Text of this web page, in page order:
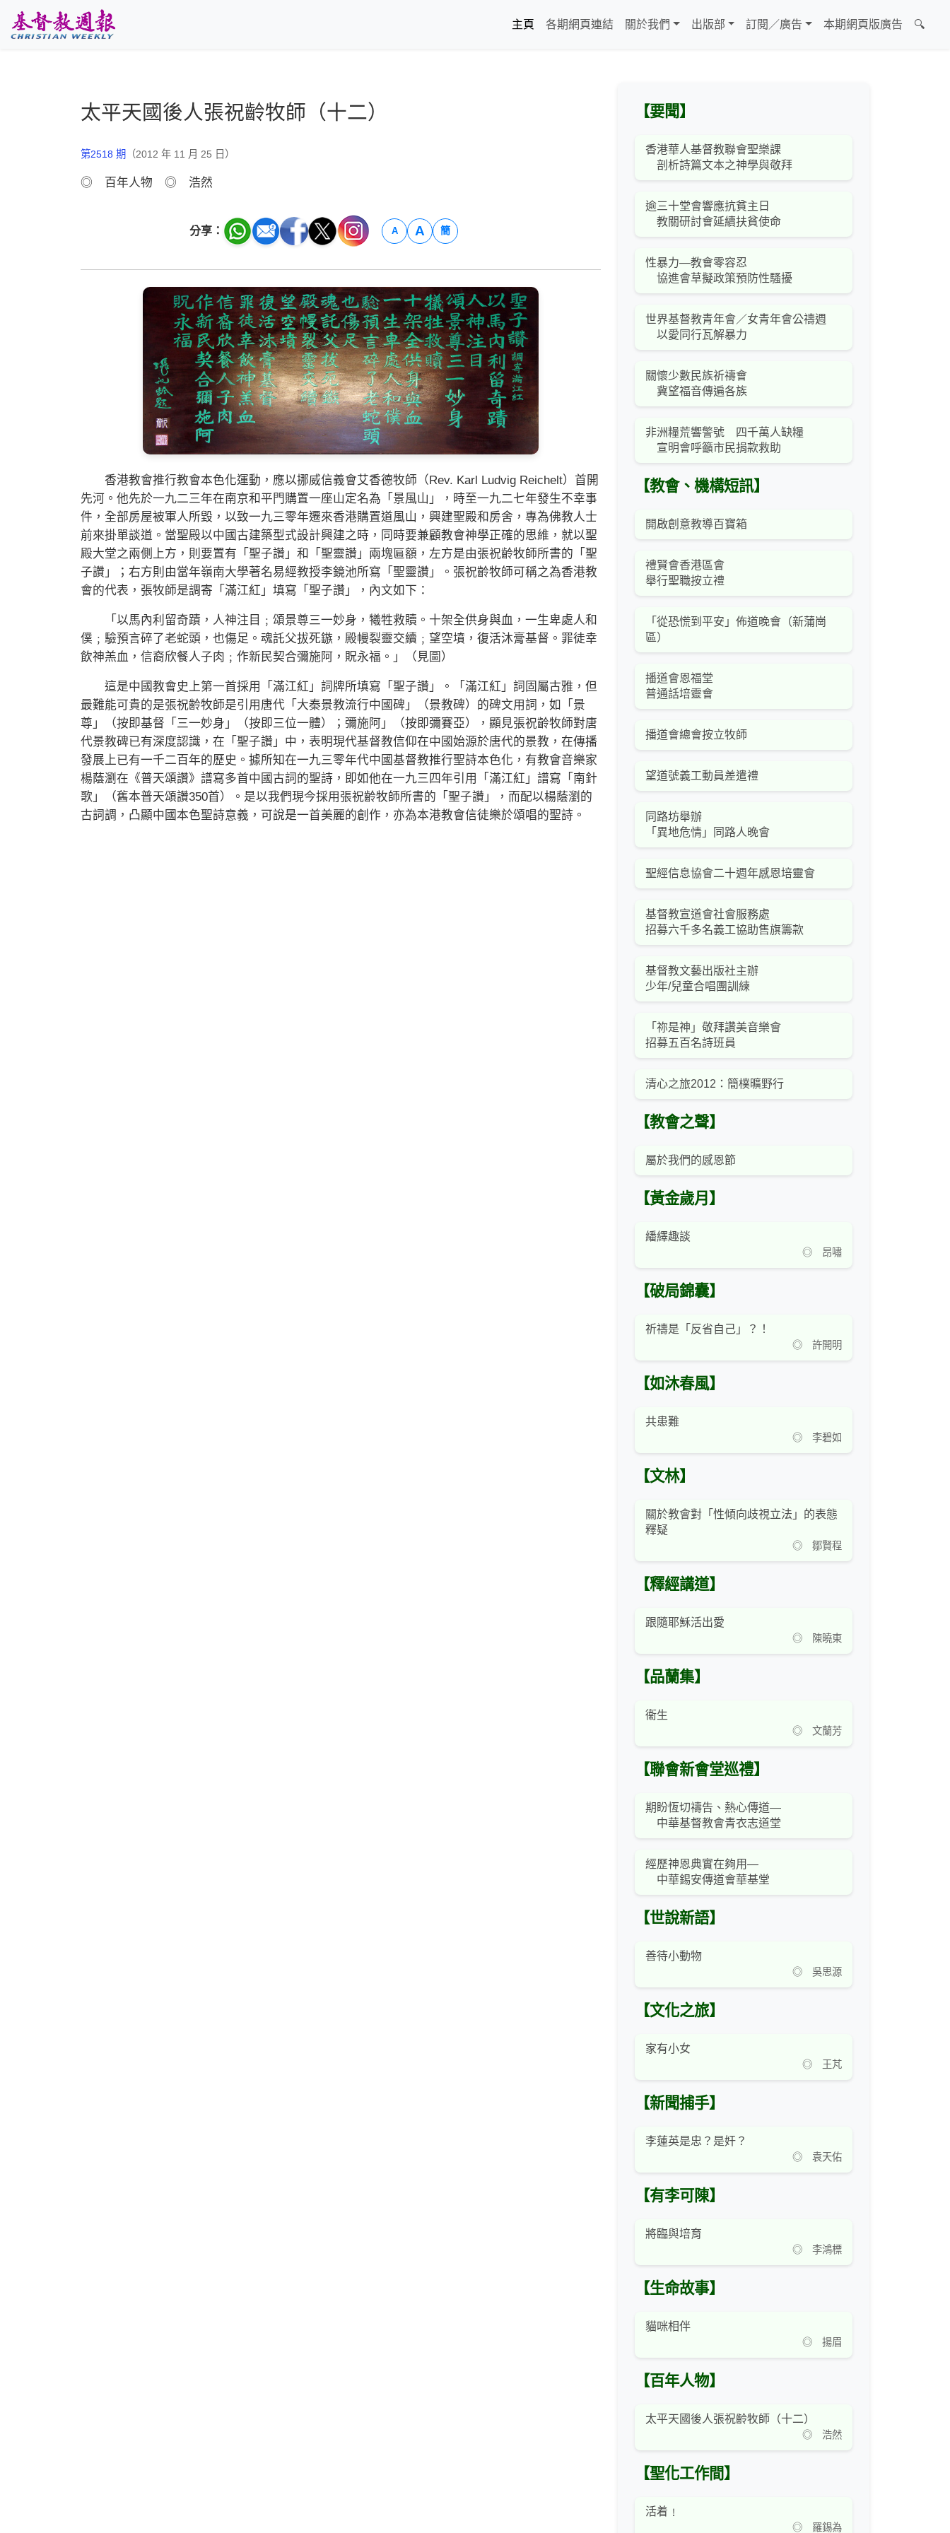
主頁
各期網頁連結 關於我們 出版部 訂閱／廣告 本期網頁版廣告 🔍
太平天國後人張祝齡牧師（十二）
第2518 期 （2012 年 11 月 25 日）
◎ 百年人物 ◎ 浩然
分享： A A 簡
香港教會推行教會本色化運動，應以挪威信義會艾香德牧師（Rev. Karl Ludvig Reichelt）首開
先河。他先於一九二三年在南京和平門購置一座山定名為「景風山」，時至一九二七年發生不幸事
件，全部房屋被軍人所毀，以致一九三零年遷來香港購置道風山，興建聖殿和房舍，專為佛教人士
前來掛單談道。當聖殿以中國古建築型式設計興建之時，同時要兼顧教會神學正確的思維，就以聖
殿大堂之兩側上方，則要置有「聖子讚」和「聖靈讚」兩塊匾額，左方是由張祝齡牧師所書的「聖
子讚」；右方則由當年嶺南大學著名易經教授李鏡池所寫「聖靈讚」。張祝齡牧師可稱之為香港教
會的代表，張牧師是調寄「滿江紅」填寫「聖子讚」，內文如下：
「以馬內利留奇蹟，人神注目﹔頌景尊三一妙身，犧牲救贖。十架全供身與血，一生卑處人和
僕﹔驗預言碎了老蛇頭，也傷足。魂託父拔死鏃，殿幔裂靈交續﹔望空墳，復活沐膏基督。罪徒幸
飲神羔血，信裔欣餐人子肉﹔作新民契合彌施阿，貺永福。」（見圖）
這是中國教會史上第一首採用「滿江紅」詞牌所填寫「聖子讚」。「滿江紅」詞固屬古雅，但
最難能可貴的是張祝齡牧師是引用唐代「大秦景教流行中國碑」（景教碑）的碑文用詞，如「景
尊」（按即基督「三一妙身」（按即三位一體）；彌施阿」（按即彌賽亞），顯見張祝齡牧師對唐
代景教碑已有深度認識，在「聖子讚」中，表明現代基督教信仰在中國始源於唐代的景教，在傳播
發展上已有一千二百年的歷史。據所知在一九三零年代中國基督教推行聖詩本色化，有教會音樂家
楊蔭瀏在《普天頌讚》譜寫多首中國古詞的聖詩，即如他在一九三四年引用「滿江紅」譜寫「南針
歌」（舊本普天頌讚350首）。是以我們現今採用張祝齡牧師所書的「聖子讚」，而配以楊蔭瀏的
古詞調，凸顯中國本色聖詩意義，可說是一首美麗的創作，亦為本港教會信徒樂於頌唱的聖詩。
【要聞】
香港華人基督教聯會聖樂課
剖析詩篇文本之神學與敬拜
逾三十堂會響應抗貧主日
教關研討會延續扶貧使命
性暴力—教會零容忍
協進會草擬政策預防性騷擾
世界基督教青年會／女青年會公禱週
以愛同行瓦解暴力
關懷少數民族祈禱會
冀望福音傳遍各族
非洲糧荒響警號 四千萬人缺糧
宣明會呼籲市民捐款救助
【教會、機構短訊】
開啟創意教導百寶箱
禮賢會香港區會
舉行聖職按立禮
「從恐慌到平安」佈道晚會（新蒲崗
區）
播道會恩福堂
普通話培靈會
播道會總會按立牧師
望道號義工動員差遣禮
同路坊舉辦
「異地危情」同路人晚會
聖經信息協會二十週年感恩培靈會
基督教宣道會社會服務處
招募六千多名義工協助售旗籌款
基督教文藝出版社主辦
少年/兒童合唱團訓練
「祢是神」敬拜讚美音樂會
招募五百名詩班員
清心之旅2012：簡樸曠野行
【教會之聲】
屬於我們的感恩節
【黃金歲月】
繙繹趣談
◎ 昂嘯
【破局錦囊】
祈禱是「反省自己」？！
◎ 許開明
【如沐春風】
共患難
◎ 李碧如
【文林】
關於教會對「性傾向歧視立法」的表態
釋疑
◎ 鄒賢程
【釋經講道】
跟隨耶穌活出愛
◎ 陳曉東
【品蘭集】
衞生
◎ 文蘭芳
【聯會新會堂巡禮】
期盼恆切禱告、熱心傳道—
中華基督教會青衣志道堂
經歷神恩典實在夠用—
中華錫安傳道會華基堂
【世說新語】
善待小動物
◎ 吳思源
【文化之旅】
家有小女
◎ 王芃
【新聞捕手】
李蓮英是忠？是奸？
◎ 袁天佑
【有李可陳】
將臨與培育
◎ 李鴻標
【生命故事】
貓咪相伴
◎ 揚眉
【百年人物】
太平天國後人張祝齡牧師（十二）
◎ 浩然
【聖化工作間】
活着﹗
◎ 羅錫為